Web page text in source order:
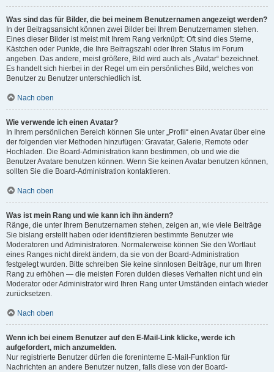
Was sind das für Bilder, die bei meinem Benutzernamen angezeigt werden?
In der Beitragsansicht können zwei Bilder bei Ihrem Benutzernamen stehen.
Eines dieser Bilder ist meist mit Ihrem Rang verknüpft: Oft sind dies Sterne,
Kästchen oder Punkte, die Ihre Beitragszahl oder Ihren Status im Forum
angeben. Das andere, meist größere, Bild wird auch als „Avatar“ bezeichnet.
Es handelt sich hierbei in der Regel um ein persönliches Bild, welches von
Benutzer zu Benutzer unterschiedlich ist.
Nach oben
Wie verwende ich einen Avatar?
In Ihrem persönlichen Bereich können Sie unter „Profil“ einen Avatar über eine
der folgenden vier Methoden hinzufügen: Gravatar, Galerie, Remote oder
Hochladen. Die Board-Administration kann bestimmen, ob und wie die
Benutzer Avatare benutzen können. Wenn Sie keinen Avatar benutzen können,
sollten Sie die Board-Administration kontaktieren.
Nach oben
Was ist mein Rang und wie kann ich ihn ändern?
Ränge, die unter Ihrem Benutzernamen stehen, zeigen an, wie viele Beiträge
Sie bislang erstellt haben oder identifizieren bestimmte Benutzer wie
Moderatoren und Administratoren. Normalerweise können Sie den Wortlaut
eines Ranges nicht direkt ändern, da sie von der Board-Administration
festgelegt wurden. Bitte schreiben Sie keine sinnlosen Beiträge, nur um Ihren
Rang zu erhöhen — die meisten Foren dulden dieses Verhalten nicht und ein
Moderator oder Administrator wird Ihren Rang unter Umständen einfach wieder
zurücksetzen.
Nach oben
Wenn ich bei einem Benutzer auf den E-Mail-Link klicke, werde ich
aufgefordert, mich anzumelden.
Nur registrierte Benutzer dürfen die foreninterne E-Mail-Funktion für
Nachrichten an andere Benutzer nutzen, falls diese von der Board-